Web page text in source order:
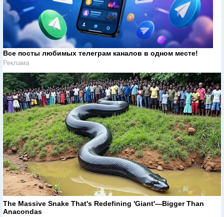
Все посты любимых телеграм каналов в одном месте!
Реклама
The Massive Snake That's Redefining 'Giant'—Bigger Than
Anacondas